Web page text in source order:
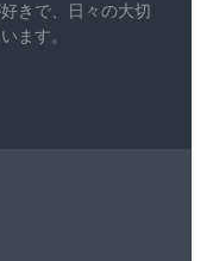
きで、日々の大切
ます。